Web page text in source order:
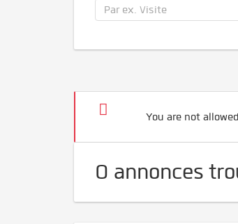
You are not
0 annonces